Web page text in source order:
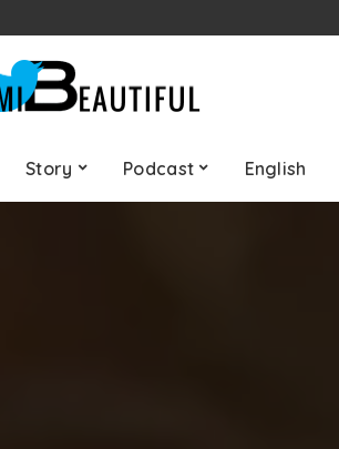
Story Podcast English